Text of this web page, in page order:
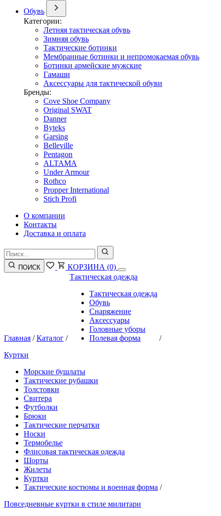
Обувь
Категории:
Летняя тактическая обувь
Зимняя обувь
Тактические ботинки
Мембранные ботинки и непромокаемая обувь
Ботинки армейские мужские
Гамаши
Аксессуары для тактической обуви
Бренды:
Cove Shoe Company
Original SWAT
Danner
Byteks
Garsing
Belleville
Pentagon
ALTAMA
Under Armour
Rothco
Propper International
Stich Profi
О компании
Контакты
Доставка и оплата
ПОИСК КОРЗИНА (0)
Главная /Каталог /
Тактическая одежда
Тактическая одежда
Обувь
Снаряжение
Аксессуары
Головные уборы
Полевая форма
/
Куртки
Морские бушлаты
Тактические рубашки
Толстовки
Свитера
Футболки
Брюки
Тактические перчатки
Носки
Термобелье
Флисовая тактическая одежда
Шорты
Жилеты
Куртки
Тактические костюмы и военная форма /
Повседневные куртки в стиле милитари